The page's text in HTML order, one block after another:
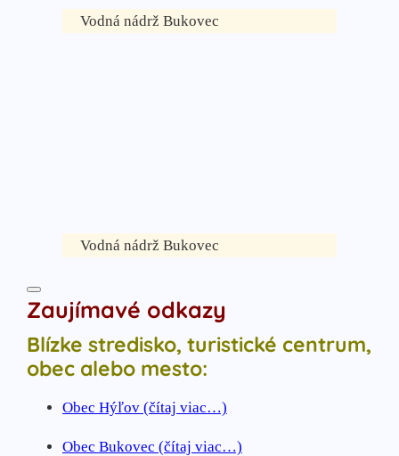
Vodná nádrž Bukovec
Vodná nádrž Bukovec
Zaujímavé odkazy
Blízke stredisko, turistické centrum,
obec alebo mesto:
Obec Hýľov (čítaj viac…)
Obec Bukovec (čítaj viac…)